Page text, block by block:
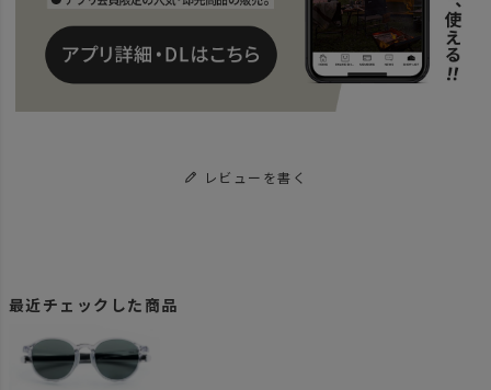
レビューを書く
最近チェックした商品